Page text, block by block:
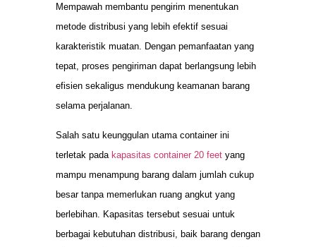
Mempawah membantu pengirim menentukan
metode distribusi yang lebih efektif sesuai
karakteristik muatan. Dengan pemanfaatan yang
tepat, proses pengiriman dapat berlangsung lebih
efisien sekaligus mendukung keamanan barang
selama perjalanan.
Salah satu keunggulan utama container ini
terletak pada kapasitas container 20 feet yang
mampu menampung barang dalam jumlah cukup
besar tanpa memerlukan ruang angkut yang
berlebihan. Kapasitas tersebut sesuai untuk
berbagai kebutuhan distribusi, baik barang dengan